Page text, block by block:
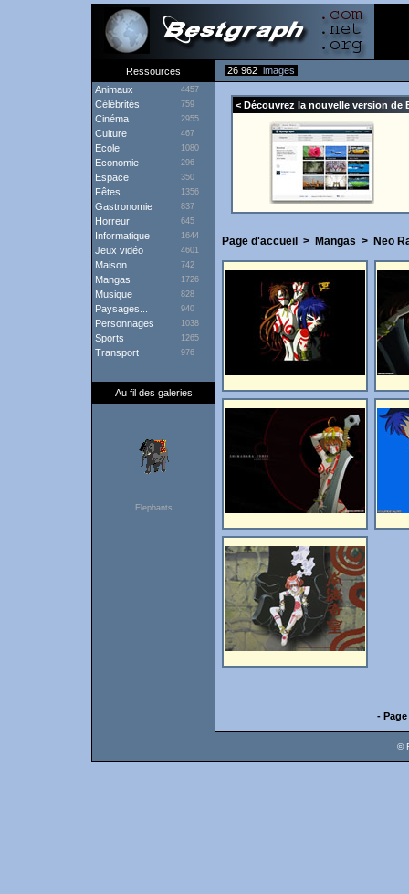
Ressources 26 962 images
Animaux
4457
Célébrités 759
Cinéma 2955
Culture 467
Ecole 1080
Economie 296
Espace 350
Fêtes 1356
Gastronomie 837
Horreur 645
Informatique 1644
Jeux vidéo 4601
Maison... 742
Mangas 1726
Musique 828
Paysages... 940
Personnages 1038
Sports 1265
Transport 976
Au fil des galeries
Elephants
< Découvrez la nouvelle version de
Page d'accueil > Mangas > Neo
-
©